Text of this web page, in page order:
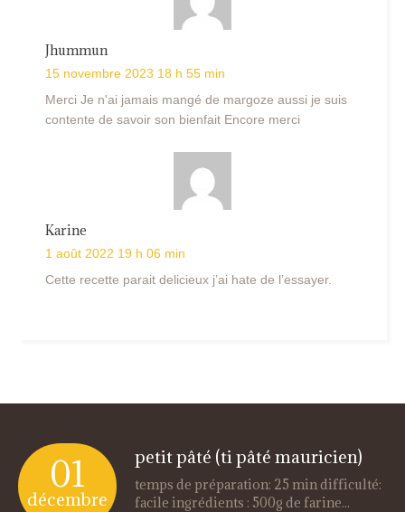
Jhummun
15 novembre 2023 18 h 55 min
Merci Je n'ai jamais mangé de margoze aussi je suis
contente de savoir son bienfait Encore merci
Karine
1 août 2022 19 h 06 min
Cette recette parait delicieux j’ai hate de l’essayer.
01
décembre
petit pâté (ti pâté mauricien)
temps de préparation: 25 min difficulté:
facile ingrédients : 500g de farine...